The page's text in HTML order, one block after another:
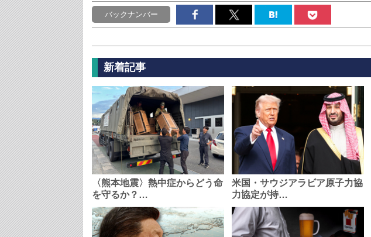
バックナンバー
新着記事
〈熊本地震〉熱中症からどう命
を守るか？…
米国・サウジアラビア原子力協
力協定が持…